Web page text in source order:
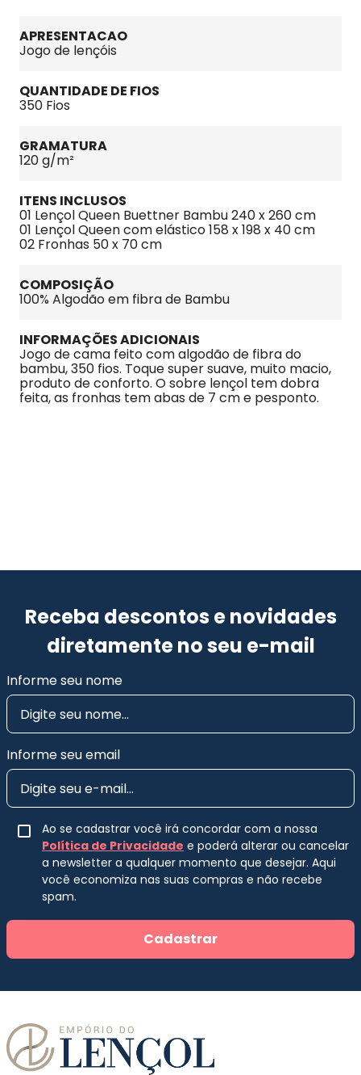
APRESENTACAO
Jogo de lençóis
QUANTIDADE DE FIOS
350 Fios
GRAMATURA
120 g/m²
ITENS INCLUSOS
01 Lençol Queen Buettner Bambu 240 x 260 cm
01 Lençol Queen com elástico 158 x 198 x 40 cm
02 Fronhas 50 x 70 cm
COMPOSIÇÃO
100% Algodão em fibra de Bambu
INFORMAÇÕES ADICIONAIS
Jogo de cama feito com algodão de fibra do
bambu, 350 fios. Toque super suave, muito macio,
produto de conforto. O sobre lençol tem dobra
feita, as fronhas tem abas de 7 cm e pesponto.
Receba descontos e novidades
diretamente no seu e-mail
Informe seu nome
Informe seu email
Ao se cadastrar você irá concordar com a nossa
Política de Privacidade e poderá alterar ou cancelar
a newsletter a qualquer momento que desejar. Aqui
você economiza nas suas compras e não recebe
spam.
Cadastrar